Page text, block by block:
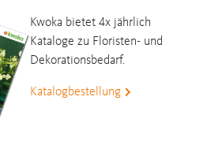
Kwoka bietet 4x jährlich
Kataloge zu Floristen- und
Dekorationsbedarf.
Katalogbestellung